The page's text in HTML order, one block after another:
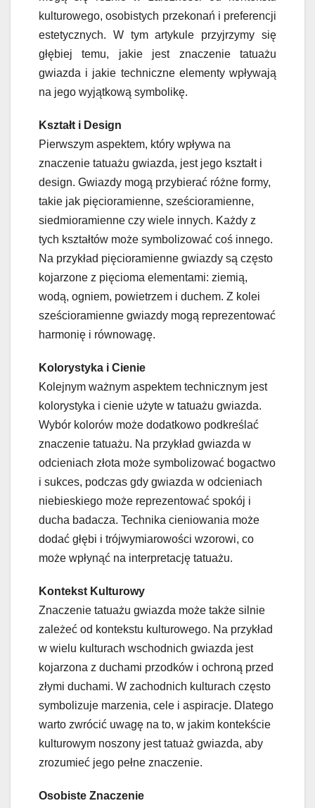
kulturowego, osobistych przekonań i preferencji
estetycznych. W tym artykule przyjrzymy się
głębiej temu, jakie jest znaczenie tatuażu
gwiazda i jakie techniczne elementy wpływają
na jego wyjątkową symbolikę.
Kształt i Design
Pierwszym aspektem, który wpływa na
znaczenie tatuażu gwiazda, jest jego kształt i
design. Gwiazdy mogą przybierać różne formy,
takie jak pięcioramienne, sześcioramienne,
siedmioramienne czy wiele innych. Każdy z
tych kształtów może symbolizować coś innego.
Na przykład pięcioramienne gwiazdy są często
kojarzone z pięcioma elementami: ziemią,
wodą, ogniem, powietrzem i duchem. Z kolei
sześcioramienne gwiazdy mogą reprezentować
harmonię i równowagę.
Kolorystyka i Cienie
Kolejnym ważnym aspektem technicznym jest
kolorystyka i cienie użyte w tatuażu gwiazda.
Wybór kolorów może dodatkowo podkreślać
znaczenie tatuażu. Na przykład gwiazda w
odcieniach złota może symbolizować bogactwo
i sukces, podczas gdy gwiazda w odcieniach
niebieskiego może reprezentować spokój i
ducha badacza. Technika cieniowania może
dodać głębi i trójwymiarowości wzorowi, co
może wpłynąć na interpretację tatuażu.
Kontekst Kulturowy
Znaczenie tatuażu gwiazda może także silnie
zależeć od kontekstu kulturowego. Na przykład
w wielu kulturach wschodnich gwiazda jest
kojarzona z duchami przodków i ochroną przed
złymi duchami. W zachodnich kulturach często
symbolizuje marzenia, cele i aspiracje. Dlatego
warto zwrócić uwagę na to, w jakim kontekście
kulturowym noszony jest tatuaż gwiazda, aby
zrozumieć jego pełne znaczenie.
Osobiste Znaczenie